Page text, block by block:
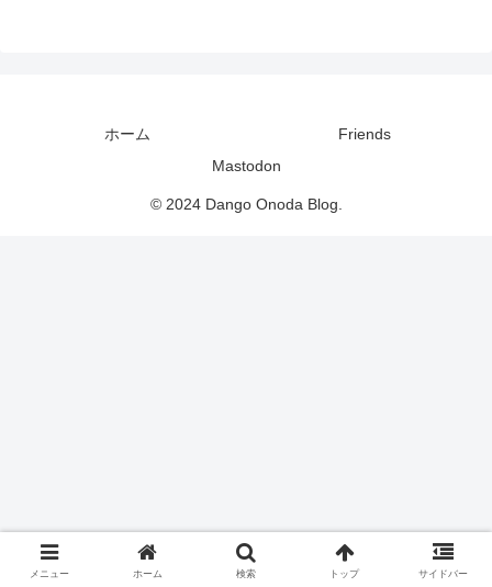
ホーム
Friends
Mastodon
© 2024 Dango Onoda Blog.
メニュー ホーム 検索 トップ サイドバー